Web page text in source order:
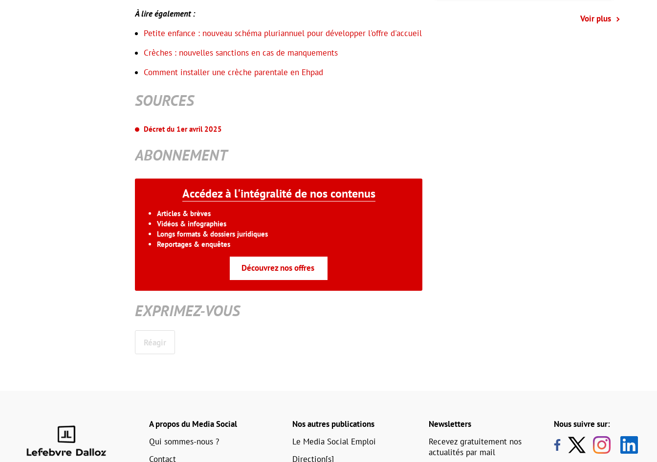
À lire également :
Petite enfance : nouveau schéma pluriannuel pour développer l'offre d'accueil
Crèches : nouvelles sanctions en cas de manquements
Comment installer une crèche parentale en Ehpad
SOURCES
Décret du 1er avril 2025
ABONNEMENT
Accédez à l'intégralité de nos contenus
Articles & brèves
Vidéos & infographies
Longs formats & dossiers juridiques
Reportages & enquêtes
Découvrez nos offres
EXPRIMEZ-VOUS
Réagir
Voir plus
A propos du Media Social
Qui sommes-nous ?
Contact
Nos autres publications
Le Media Social Emploi
Direction[s]
Newsletters
Recevez gratuitement nos
actualités par mail
Nous suivre sur: